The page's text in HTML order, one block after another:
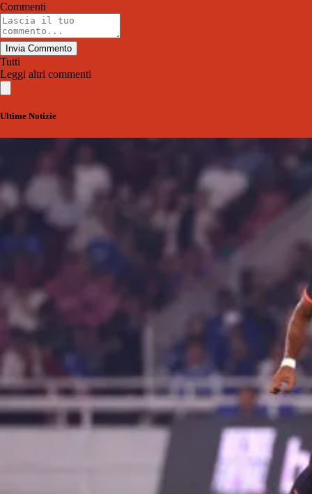
Commenti
Invia Commento
Tutti
Leggi altri commenti
Ultime Notizie